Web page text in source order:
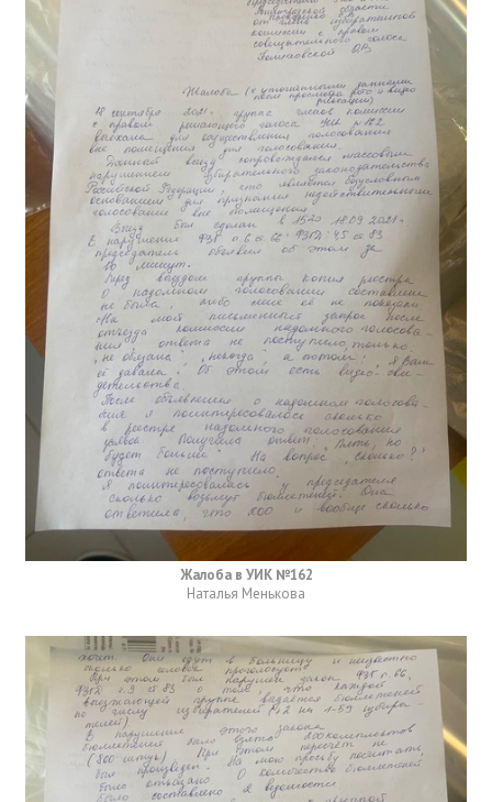
Жалоба в УИК №162
Наталья Менькова